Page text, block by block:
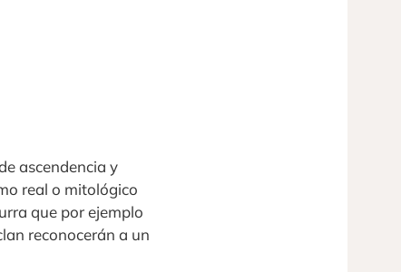
ascendencia y
real o mitológico
que por ejemplo
reconocerán a un